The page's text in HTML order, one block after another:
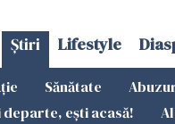
Știri Lifestyle
Sănătate
departe, ești acasă!